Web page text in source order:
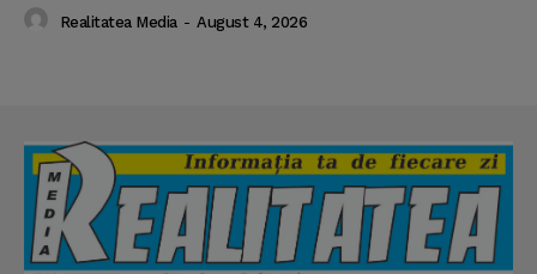
Realitatea Media - August 4, 2026